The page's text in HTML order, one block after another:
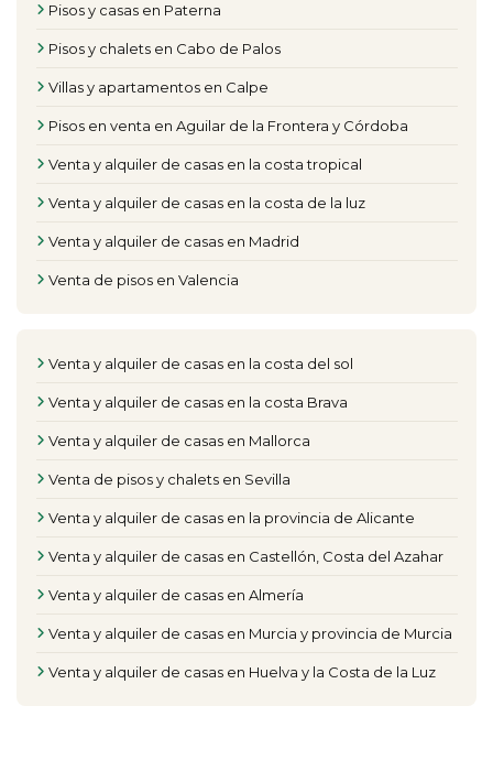
Pisos y casas en Paterna
Pisos y chalets en Cabo de Palos
Villas y apartamentos en Calpe
Pisos en venta en Aguilar de la Frontera y Córdoba
Venta y alquiler de casas en la costa tropical
Venta y alquiler de casas en la costa de la luz
Venta y alquiler de casas en Madrid
Venta de pisos en Valencia
Venta y alquiler de casas en la costa del sol
Venta y alquiler de casas en la costa Brava
Venta y alquiler de casas en Mallorca
Venta de pisos y chalets en Sevilla
Venta y alquiler de casas en la provincia de Alicante
Venta y alquiler de casas en Castellón, Costa del Azahar
Venta y alquiler de casas en Almería
Venta y alquiler de casas en Murcia y provincia de Murcia
Venta y alquiler de casas en Huelva y la Costa de la Luz